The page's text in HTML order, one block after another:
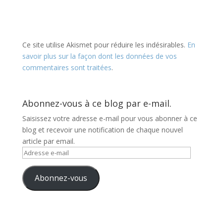
Ce site utilise Akismet pour réduire les indésirables. En
savoir plus sur la façon dont les données de vos
commentaires sont traitées.
Abonnez-vous à ce blog par e-mail.
Saisissez votre adresse e-mail pour vous abonner à ce
blog et recevoir une notification de chaque nouvel
article par email.
Adresse
mail Abonnez-vous